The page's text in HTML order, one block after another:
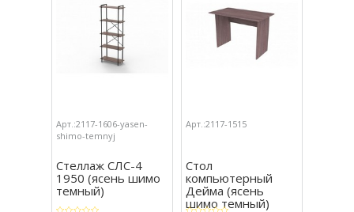
Арт.:2117-1606-yasen-
shimo-temnyj
Стеллаж СЛС-4
1950 (ясень шимо
темный)
Арт.:2117-1515
Стол
компьютерный
Дейма (ясень
шимо темный)